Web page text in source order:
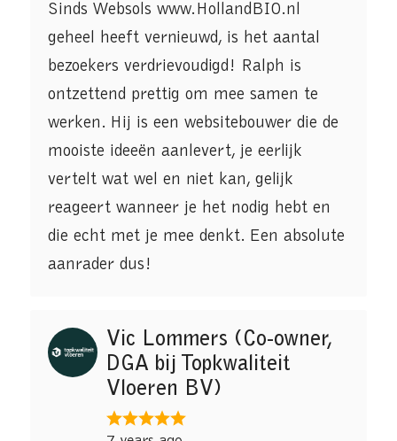
Sinds Websols www.HollandBIO.nl
geheel heeft vernieuwd, is het aantal
bezoekers verdrievoudigd! Ralph is
ontzettend prettig om mee samen te
werken. Hij is een websitebouwer die de
mooiste ideeën aanlevert, je eerlijk
vertelt wat wel en niet kan, gelijk
reageert wanneer je het nodig hebt en
die echt met je mee denkt. Een absolute
aanrader dus!
Vic Lommers (Co-owner,
DGA bij Topkwaliteit
Vloeren BV)